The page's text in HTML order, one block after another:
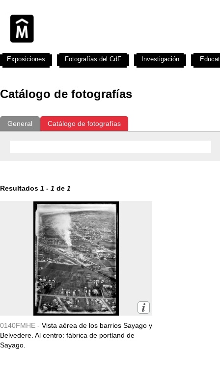
Catálogo de fotografías
General Catálogo de fotografías
Resultados 1 - 1 de 1
0140FMHE - Vista aérea de los barrios Sayago y
Belvedere. Al centro: fábrica de portland de
Sayago.
Exposiciones Fotografías del CdF Investigación